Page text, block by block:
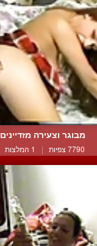
מבוגר וצעירה מזדיינים
7790 צפיות | 1 המלצות